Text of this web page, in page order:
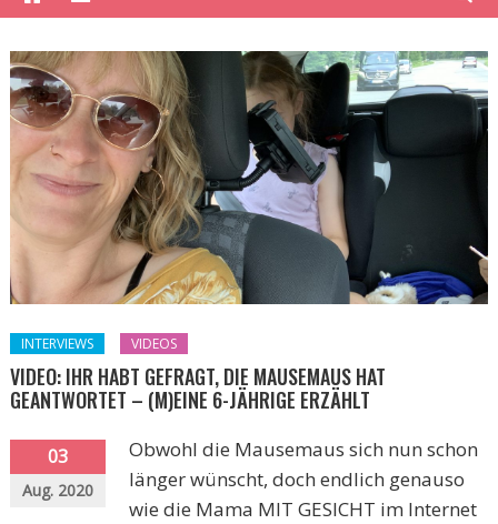
INTERVIEWS VIDEOS
VIDEO: IHR HABT GEFRAGT, DIE MAUSEMAUS HAT
GEANTWORTET – (M)EINE 6-JÄHRIGE ERZÄHLT
03
Aug. 2020
Obwohl die Mausemaus sich nun schon
länger wünscht, doch endlich genauso
wie die Mama MIT GESICHT im Internet